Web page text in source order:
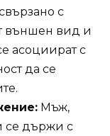
с
външен вид и
асоциират с
да се
Мъж,
се държи с